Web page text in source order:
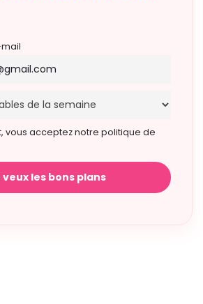
vous acceptez notre politique de